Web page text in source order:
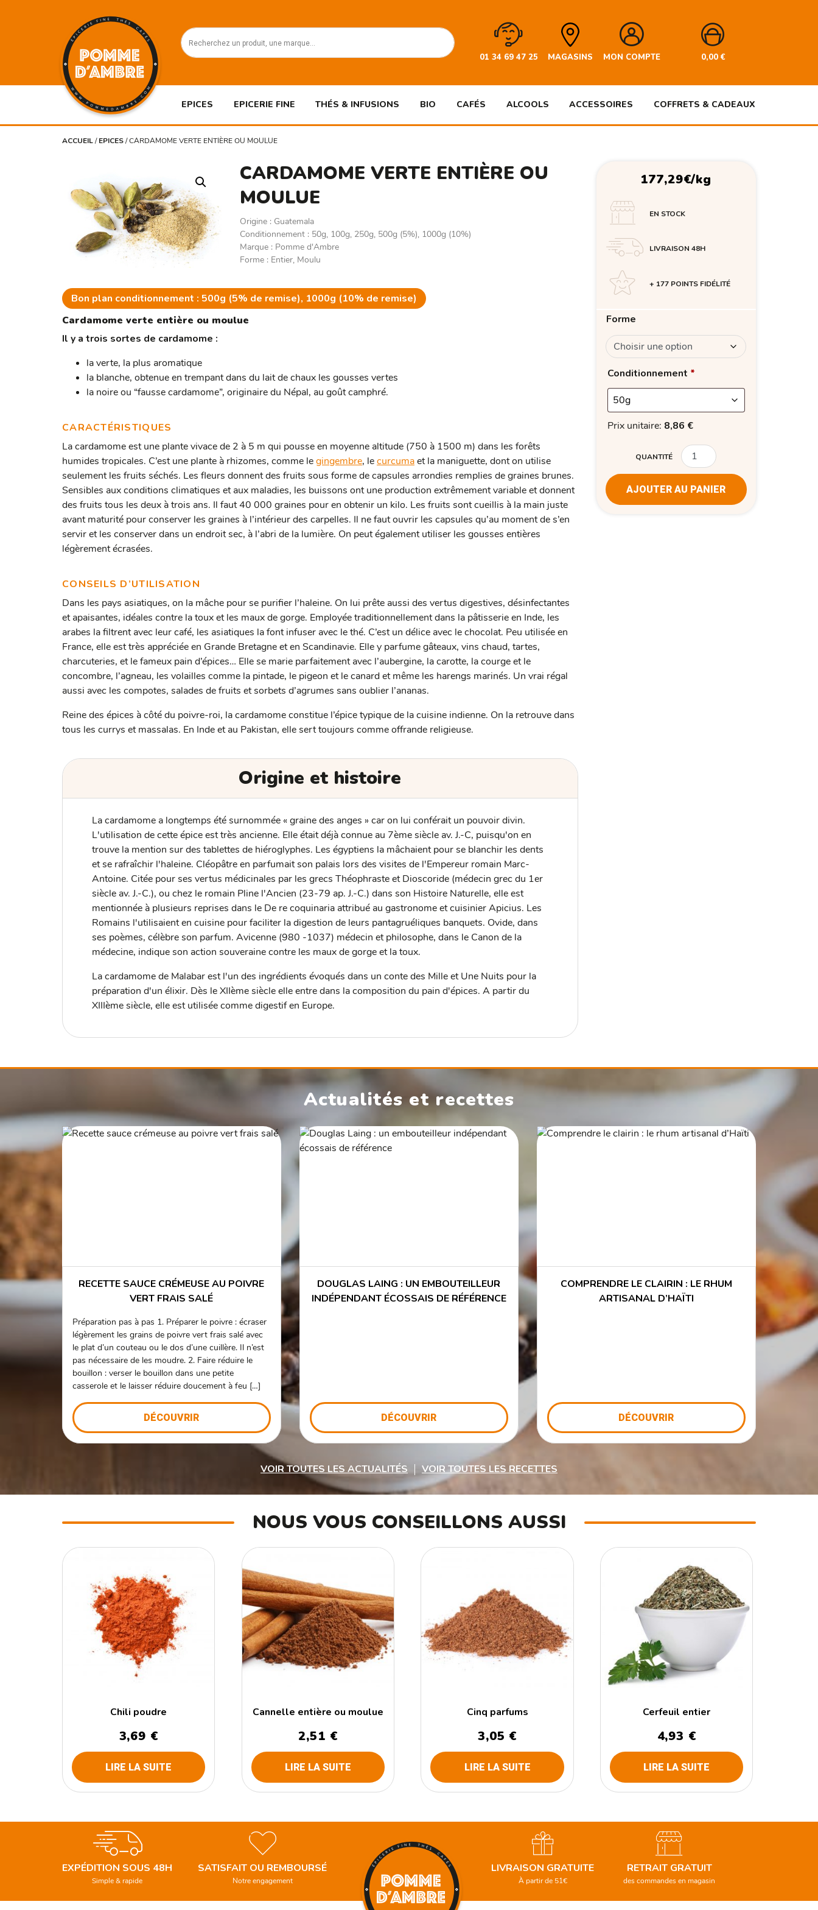
01 34 69 47 25 MAGASINS MON COMPTE 0,00€
EPICES EPICERIE FINE THÉS & INFUSIONS BIO CAFÉS ALCOOLS ACCESSOIRES COFFRETS & CADEAUX
ACCUEIL/EPICES/CARDAMOME VERTE ENTIÈRE OU MOULUE
CARDAMOME VERTE ENTIÈRE OU
MOULUE
Origine : Guatemala
Conditionnement : 50g, 100g, 250g, 500g (5%), 1000g (10%)
Marque : Pomme d'Ambre
Forme : Entier, Moulu
Bon plan conditionnement : 500g (5% de remise), 1000g (10% de remise)
Cardamome verte entière ou moulue
Il y a trois sortes de cardamome :
la verte, la plus aromatique
la blanche, obtenue en trempant dans du lait de chaux les gousses vertes
la noire ou “fausse cardamome”, originaire du Népal, au goût camphré.
CARACTÉRISTIQUES
La cardamome est une plante vivace de 2 à 5 m qui pousse en moyenne altitude (750 à 1500 m) dans les forêts
humides tropicales. C’est une plante à rhizomes, comme legingembre, lecurcumaet la maniguette, dont on utilise
seulement les fruits séchés. Les fleurs donnent des fruits sous forme de capsules arrondies remplies de graines brunes.
Sensibles aux conditions climatiques et aux maladies, les buissons ont une production extrêmement variable et donnent
des fruits tous les deux à trois ans. Il faut 40 000 graines pour en obtenir un kilo. Les fruits sont cueillis à la main juste
avant maturité pour conserver les graines à l’intérieur des carpelles. Il ne faut ouvrir les capsules qu’au moment de s’en
servir et les conserver dans un endroit sec, à l’abri de la lumière. On peut également utiliser les gousses entières
légèrement écrasées.
CONSEILS D’UTILISATION
Dans les pays asiatiques, on la mâche pour se purifier l’haleine. On lui prête aussi des vertus digestives, désinfectantes
et apaisantes, idéales contre la toux et les maux de gorge. Employée traditionnellement dans la pâtisserie en Inde, les
arabes la filtrent avec leur café, les asiatiques la font infuser avec le thé. C’est un délice avec le chocolat. Peu utilisée en
France, elle est très appréciée en Grande Bretagne et en Scandinavie. Elle y parfume gâteaux, vins chaud, tartes,
charcuteries, et le fameux pain d’épices… Elle se marie parfaitement avec l’aubergine, la carotte, la courge et le
concombre, l’agneau, les volailles comme la pintade, le pigeon et le canard et même les harengs marinés. Un vrai régal
aussi avec les compotes, salades de fruits et sorbets d’agrumes sans oublier l’ananas.
Reine des épices à côté du poivre-roi, la cardamome constitue l’épice typique de la cuisine indienne. On la retrouve dans
tous les currys et massalas. En Inde et au Pakistan, elle sert toujours comme offrande religieuse.
Origine et histoire
La cardamome a longtemps été surnommée « graine des anges » car on lui conférait un pouvoir divin.
L'utilisation de cette épice est très ancienne. Elle était déjà connue au 7ème siècle av. J.-C, puisqu'on en
trouve la mention sur des tablettes de hiéroglyphes. Les égyptiens la mâchaient pour se blanchir les dents
et se rafraîchir l'haleine. Cléopâtre en parfumait son palais lors des visites de l'Empereur romain Marc-
Antoine. Citée pour ses vertus médicinales par les grecs Théophraste et Dioscoride (médecin grec du 1er
siècle av. J.-C.), ou chez le romain Pline l'Ancien (23-79 ap. J.-C.) dans son Histoire Naturelle, elle est
mentionnée à plusieurs reprises dans le De re coquinaria attribué au gastronome et cuisinier Apicius. Les
Romains l'utilisaient en cuisine pour faciliter la digestion de leurs pantagruéliques banquets. Ovide, dans
ses poèmes, célèbre son parfum. Avicenne (980 -1037) médecin et philosophe, dans le Canon de la
médecine, indique son action souveraine contre les maux de gorge et la toux.
La cardamome de Malabar est l'un des ingrédients évoqués dans un conte des Mille et Une Nuits pour la
préparation d'un élixir. Dès le XIIème siècle elle entre dans la composition du pain d'épices. A partir du
XIIIème siècle, elle est utilisée comme digestif en Europe.
177,29€/kg
EN STOCK
LIVRAISON 48H
+ 177 POINTS FIDÉLITÉ
Forme
Conditionnement *
Prix unitaire: 8,86 €
QUANTITÉ
AJOUTER AU PANIER
Actualités et recettes
RECETTE SAUCE CRÉMEUSE AU POIVRE
VERT FRAIS SALÉ
Préparation pas à pas 1. Préparer le poivre : écraser
légèrement les grains de poivre vert frais salé avec
le plat d’un couteau ou le dos d’une cuillère. Il n’est
pas nécessaire de les moudre. 2. Faire réduire le
bouillon : verser le bouillon dans une petite
casserole et le laisser réduire doucement à feu […]
DÉCOUVRIR
DOUGLAS LAING : UN EMBOUTEILLEUR
INDÉPENDANT ÉCOSSAIS DE RÉFÉRENCE
DÉCOUVRIR
COMPRENDRE LE CLAIRIN : LE RHUM
ARTISANAL D’HAÏTI
DÉCOUVRIR
VOIR TOUTES LES ACTUALITÉS VOIR TOUTES LES RECETTES
NOUS VOUS CONSEILLONS AUSSI
Chili poudre
3,69 €
LIRE LA SUITE
Cannelle entière ou moulue
2,51 €
LIRE LA SUITE
Cinq parfums
3,05 €
LIRE LA SUITE
Cerfeuil entier
4,93 €
LIRE LA SUITE
EXPÉDITION SOUS 48H
Simple & rapide
SATISFAIT OU REMBOURSÉ
Notre engagement
LIVRAISON GRATUITE
À partir de 51€
RETRAIT GRATUIT
des commandes en magasin